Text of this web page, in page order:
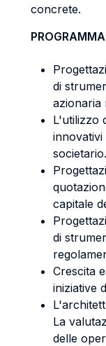
concrete.
di
azionaria
L'utilizzo
societario.
capitale
di
Crescita
iniziative
La
delle